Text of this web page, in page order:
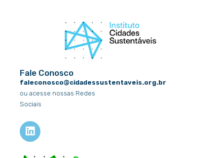
Fale Conosco
faleconosco@cidadessustentaveis.org.br
ou acesse nossas Redes
Sociais
L
i